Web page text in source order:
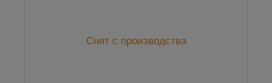
Снят с производства